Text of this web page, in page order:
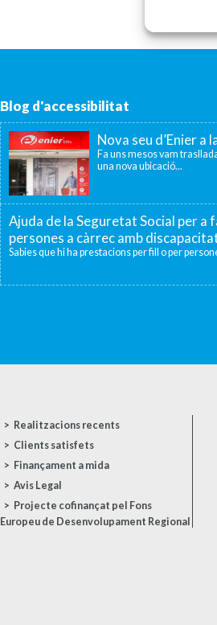
Blog d'accessibilitat
Nova seu d’Enier a
Fa uns mesos vam
una nova ubicació...
Ajuda de la Seguretat Social per a
persones a càrrec amb
Sabies que hi ha prestacions per fill o per
Realitzacions recents
Clients satisfets
Finançament a mida
Avis Legal
Projecte cofinançat pel Fons
Europeu de Desenvolupament Regional